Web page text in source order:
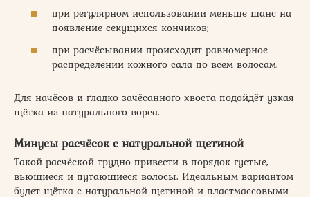
при регулярном использовании меньше шанс на
появление секущихся кончиков;
при расчёсывании происходит равномерное
распределении кожного сала по всем волосам.
Для начёсов и гладко зачёсанного хвоста подойдёт узкая
щётка из натурального ворса.
Минусы расчёсок с натуральной щетиной
Такой расчёской трудно привести в порядок густые,
вьющиеся и путающиеся волосы. Идеальным вариантом
будет щётка с натуральной щетиной и пластмассовыми